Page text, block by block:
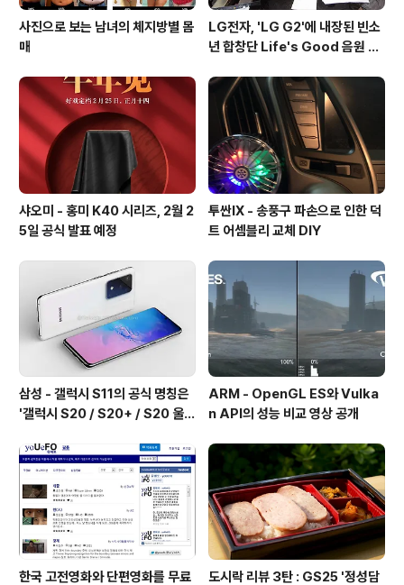
사진으로 보는 남녀의 체지방별 몸
매
LG전자, 'LG G2'에 내장된 빈소
년 합창단 Life's Good 음원 공
샤오미 - 홍미 K40 시리즈, 2월 2
5일 공식 발표 예정
투싼IX - 송풍구 파손으로 인한 덕
트 어셈블리 교체 DIY
삼성 - 갤럭시 S11의 공식 명칭은
'갤럭시 S20 / S20+ / S20 울트
ARM - OpenGL ES와 Vulka
n API의 성능 비교 영상 공개
한국 고전영화와 단편영화를 무료 도시락 리뷰 3탄 : GS25 '정성담